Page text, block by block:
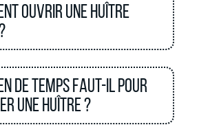
ouvrir une huître
de temps faut-il pour
une huître ?